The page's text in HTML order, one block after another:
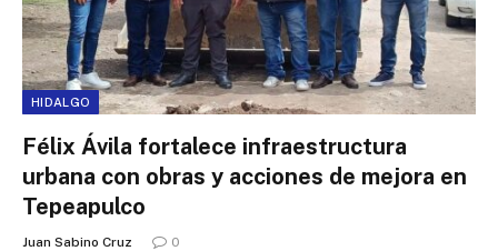
HIDALGO
Félix Ávila fortalece infraestructura
urbana con obras y acciones de mejora en
Tepeapulco
Juan Sabino Cruz 0